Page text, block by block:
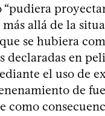
allá de la
se hubiera
declaradas en
el uso de
de
como